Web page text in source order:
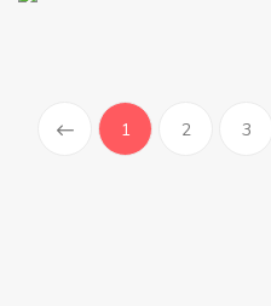
1(current)
2 3